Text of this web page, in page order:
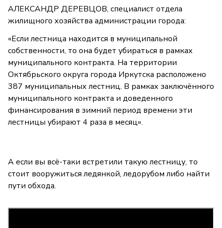
АЛЕКСАНДР ДЕРЕВЦОВ, специалист отдела
жилищного хозяйства администрации города:
«Если лестница находится в муниципальной
собственности, то она будет убираться в рамках
муниципального контракта. На территории
Октябрьского округа города Иркутска расположено
387 муниципальных лестниц. В рамках заключённого
муниципального контракта и доведенного
финансирования в зимний период времени эти
лестницы убирают 4 раза в месяц».
А если вы всё-таки встретили такую лестницу, то
стоит вооружиться ледянкой, ледорубом либо найти
пути обхода.